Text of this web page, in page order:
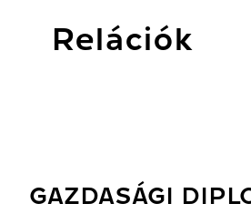
Relációk
GAZDASÁGI